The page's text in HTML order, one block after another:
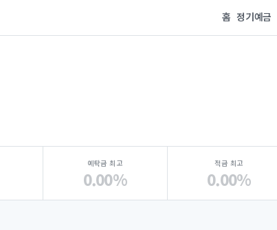
홈 정기예금
예탁금 최고
0.00%
적금 최고
0.00%